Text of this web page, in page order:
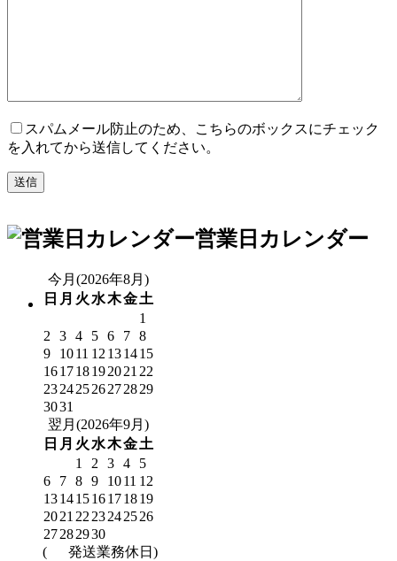
スパムメール防止のため、こちらのボックスにチェック
を入れてから送信してください。
営業日カレンダー
今月(2026年8月)
日 月 火 水木金土
1
2
3 4 5 6 7 8
9
1011 12 131415
161718192021 22
23242526272829
3031
翌月(2026年9月)
日 月 火 水木金土
1
2 3 4
5
6
7 8 9 1011 12
13141516171819
2021 22 23242526
27282930
(
発送業務休日)